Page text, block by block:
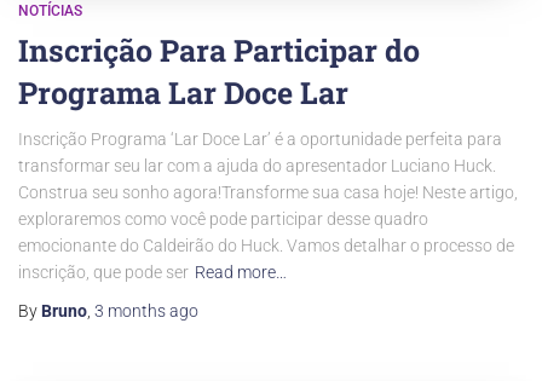
NOTÍCIAS
Inscrição Para Participar do
Programa Lar Doce Lar
Inscrição Programa ‘Lar Doce Lar’ é a oportunidade perfeita para
transformar seu lar com a ajuda do apresentador Luciano Huck.
Construa seu sonho agora!Transforme sua casa hoje! Neste artigo,
exploraremos como você pode participar desse quadro
emocionante do Caldeirão do Huck. Vamos detalhar o processo de
inscrição, que pode ser Read more…
By Bruno 3 monthsago